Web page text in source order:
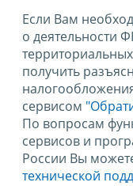
Если Вам
о деятельности
получить
сервисом
По вопросам
сервисов и
России Вы
технической